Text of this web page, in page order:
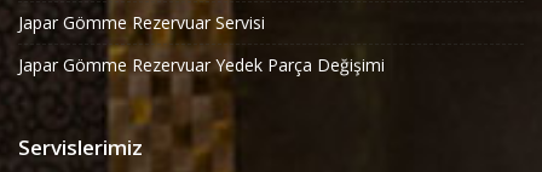
Japar Gömme Rezervuar Servisi
Japar Gömme Rezervuar Yedek Parça Değişimi
Servislerimiz